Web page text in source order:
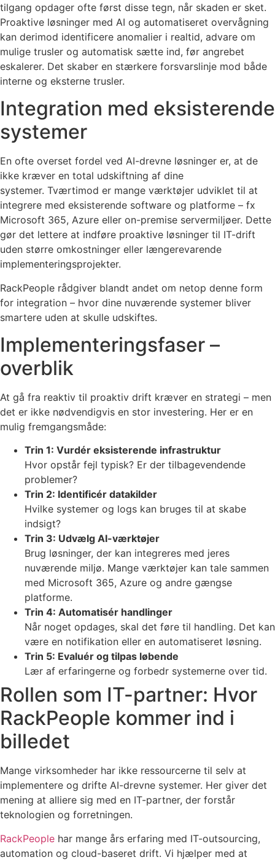
tilgang opdager ofte først disse tegn, når skaden er sket.
Proaktive løsninger med AI og automatiseret overvågning
kan derimod identificere anomalier i realtid, advare om
mulige trusler og automatisk sætte ind, før angrebet
eskalerer. Det skaber en stærkere forsvarslinje mod både
interne og eksterne trusler.
Integration med eksisterende
systemer
En ofte overset fordel ved AI-drevne løsninger er, at de
ikke kræver en total udskiftning af dine
systemer. Tværtimod er mange værktøjer udviklet til at
integrere med eksisterende software og platforme – fx
Microsoft 365, Azure eller on-premise servermiljøer. Dette
gør det lettere at indføre proaktive løsninger til IT-drift
uden større omkostninger eller længerevarende
implementeringsprojekter.
RackPeople rådgiver blandt andet om netop denne form
for integration – hvor dine nuværende systemer bliver
smartere uden at skulle udskiftes.
Implementeringsfaser –
overblik
At gå fra reaktiv til proaktiv drift kræver en strategi – men
det er ikke nødvendigvis en stor investering. Her er en
mulig fremgangsmåde:
Trin 1: Vurdér eksisterende infrastruktur
Hvor opstår fejl typisk? Er der tilbagevendende
problemer?
Trin 2: Identificér datakilder
Hvilke systemer og logs kan bruges til at skabe
indsigt?
Trin 3: Udvælg AI-værktøjer
Brug løsninger, der kan integreres med jeres
nuværende miljø. Mange værktøjer kan tale sammen
med Microsoft 365, Azure og andre gængse
platforme.
Trin 4: Automatisér handlinger
Når noget opdages, skal det føre til handling. Det kan
være en notifikation eller en automatiseret løsning.
Trin 5: Evaluér og tilpas løbende
Lær af erfaringerne og forbedr systemerne over tid.
Rollen som IT-partner: Hvor
RackPeople kommer ind i
billedet
Mange virksomheder har ikke ressourcerne til selv at
implementere og drifte AI-drevne systemer. Her giver det
mening at alliere sig med en IT-partner, der forstår
teknologien og forretningen.
RackPeople har mange års erfaring med IT-outsourcing,
automation og cloud-baseret drift. Vi hjælper med at